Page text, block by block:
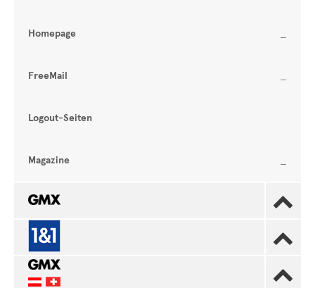
Homepage
FreeMail
Logout-Seiten
Magazine


